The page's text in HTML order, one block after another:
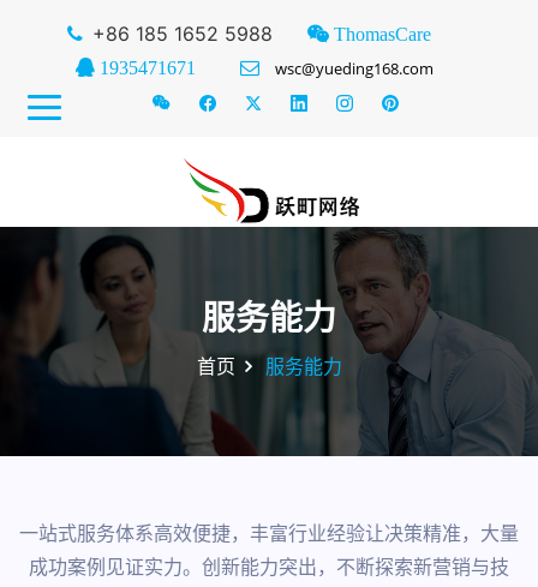
+86 185 1652 5988
ThomasCare
1935471671
wsc@yueding168.com
服务能力
首页 服务能力
一站式服务体系高效便捷，丰富行业经验让决策精准，大量
成功案例见证实力。创新能力突出，不断探索新营销与技